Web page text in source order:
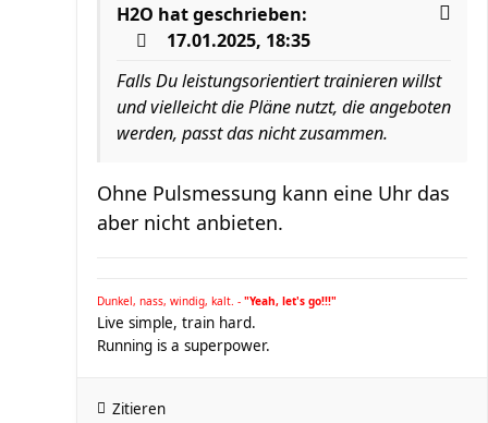
H2O hat geschrieben:
17.01.2025, 18:35
Falls Du leistungsorientiert trainieren willst
und vielleicht die Pläne nutzt, die angeboten
werden, passt das nicht zusammen.
Ohne Pulsmessung kann eine Uhr das
aber nicht anbieten.
Dunkel, nass, windig, kalt. - "Yeah, let's go!!!"
Live simple, train hard.
Running is a superpower.
Zitieren